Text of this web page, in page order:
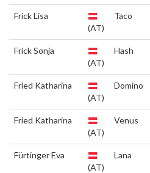
Frick Lisa
(AT)
Taco
Frick Sonja
(AT)
Hash
Fried Katharina
(AT)
Domino
Fried Katharina
(AT)
Venus
Fürtinger Eva
(AT)
Lana